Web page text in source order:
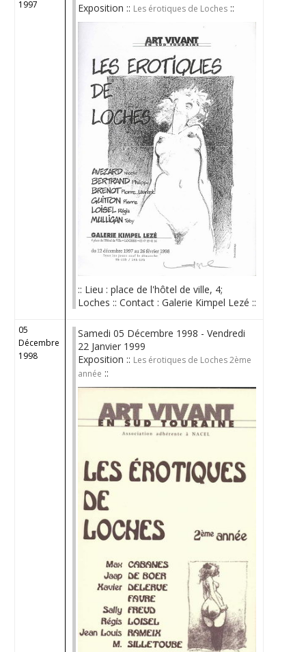
1997
Exposition :: Les érotiques de Loches ::
:: Lieu : place de l'hôtel de ville, 4;
Loches :: Contact : Galerie Kimpel Lezé ::
05
Décembre
1998
Samedi 05 Décembre 1998 - Vendredi
22 Janvier 1999
Exposition :: Les érotiques de Loches 2ème
année ::